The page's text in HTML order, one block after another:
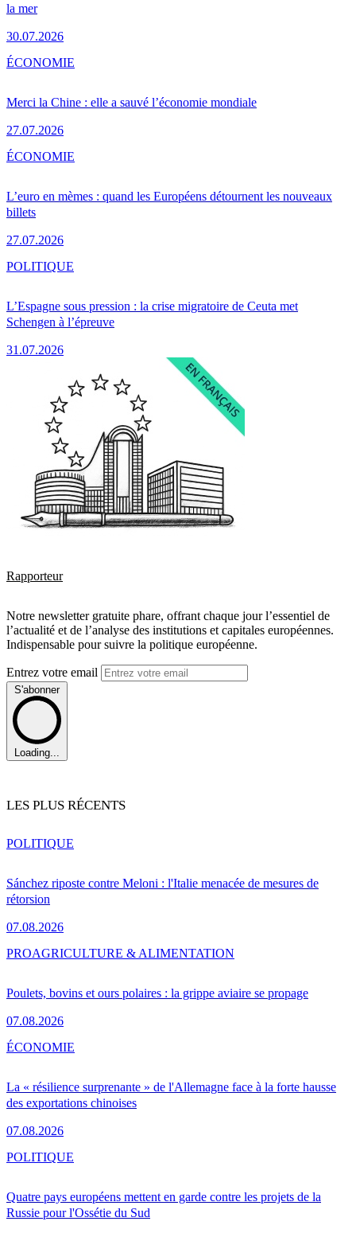
la mer
30.07.2026
Merci la Chine : elle a sauvé l’économie mondiale
27.07.2026
ÉCONOMIE
L’euro en mèmes : quand les Européens détournent les nouveaux
billets
27.07.2026
ÉCONOMIE
L’Espagne sous pression : la crise migratoire de Ceuta met
Schengen à l’épreuve
31.07.2026
POLITIQUE
Rapporteur
Notre newsletter gratuite phare, offrant chaque jour l’essentiel de
l’actualité et de l’analyse des institutions et capitales européennes.
Indispensable pour suivre la politique européenne.
Entrez votre email
S'abonner
Loading...
LES PLUS RÉCENTS
Sánchez riposte contre Meloni : l'Italie menacée de mesures de
rétorsion
07.08.2026
POLITIQUE
Poulets, bovins et ours polaires : la grippe aviaire se propage
07.08.2026
PROAGRICULTURE & ALIMENTATION
La « résilience surprenante » de l'Allemagne face à la forte hausse
des exportations chinoises
07.08.2026
ÉCONOMIE
Quatre pays européens mettent en garde contre les projets de la
Russie pour l'Ossétie du Sud
POLITIQUE